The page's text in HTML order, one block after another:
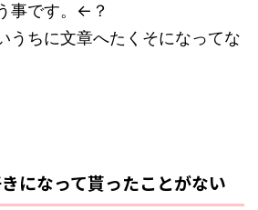
事です。←？
うちに文章へたくそになってな
になって貰ったことがない